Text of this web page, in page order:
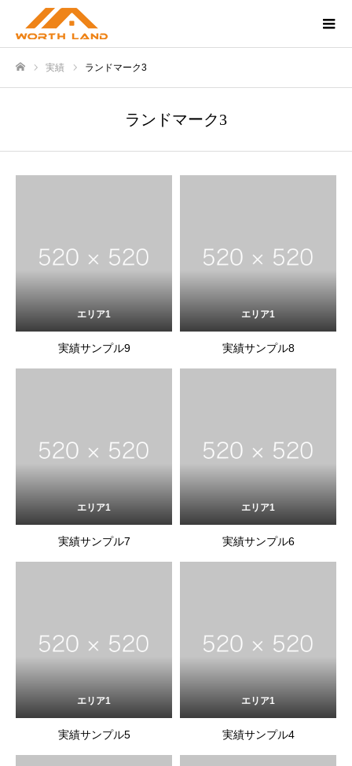
実績 ランドマーク3
ランドマーク3
エリア1
実績サンプル9
エリア1
実績サンプル8
エリア1
実績サンプル7
エリア1
実績サンプル6
エリア1
実績サンプル5
エリア1
実績サンプル4